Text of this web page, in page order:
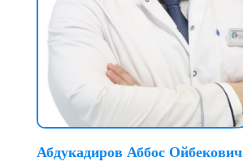
Абдукадиров Аббос Ойбекович